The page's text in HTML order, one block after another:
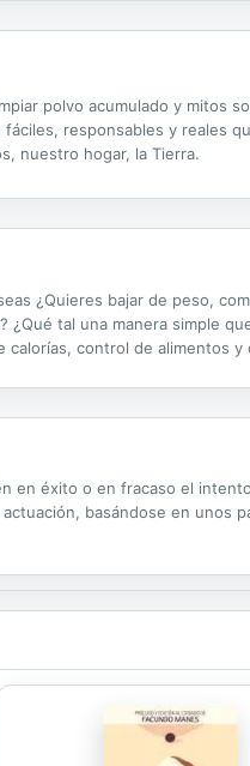
polvo acumulado y mitos
responsables y reales
nuestro hogar, la Tierra.
¿Quieres bajar de peso,
tal una manera simple
control de alimentos
en éxito o en fracaso el
basándose en unos